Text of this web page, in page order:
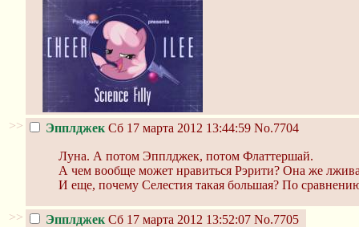
>> Эпплджек Сб 17 марта 2012 13:44:59 No.7704
Луна. А потом Эпплджек, потом Флаттершай.
А чем вообще может нравиться Рэрити? Она же
И еще, почему Селестия такая большая? По
>> Эпплджек Сб 17 марта 2012 13:52:07 No.7705